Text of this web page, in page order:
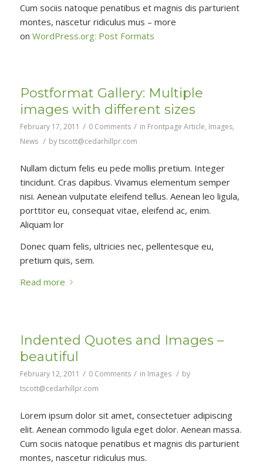
Cum sociis natoque penatibus et magnis dis parturient
montes, nascetur ridiculus mus – more
on WordPress.org: Post Formats
Postformat Gallery: Multiple
images with different sizes
February 17, 2011 / 0 Comments / in Frontpage Article, Images,
News / bytscott@cedarhillpr.com
Nullam dictum felis eu pede mollis pretium. Integer
tincidunt. Cras dapibus. Vivamus elementum semper
nisi. Aenean vulputate eleifend tellus. Aenean leo ligula,
porttitor eu, consequat vitae, eleifend ac, enim.
Aliquam lor
Donec quam felis, ultricies nec, pellentesque eu,
pretium quis, sem.
Read more
Indented Quotes and Images –
beautiful
February 12, 2011 / 0 Comments / in Images / by
tscott@cedarhillpr.com
Lorem ipsum dolor sit amet, consectetuer adipiscing
elit. Aenean commodo ligula eget dolor. Aenean massa.
Cum sociis natoque penatibus et magnis dis parturient
montes, nascetur ridiculus mus.